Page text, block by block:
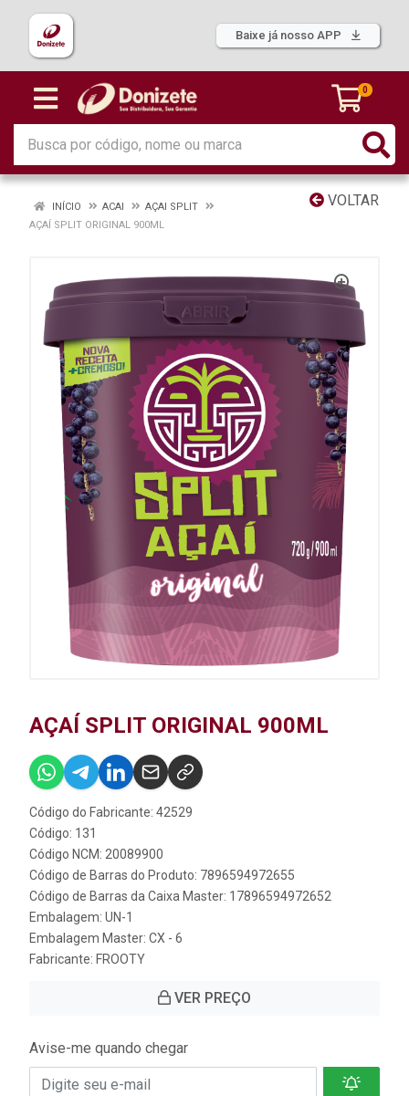
Baixe já nosso APP
0
VOLTAR
INÍCIO ACAI
AÇAI SPLIT
AÇAÍ SPLIT ORIGINAL 900ML
AÇAÍ SPLIT ORIGINAL 900ML
Código do Fabricante: 42529
Código: 131
Código NCM: 20089900
Código de Barras do Produto: 7896594972655
Código de Barras da Caixa Master: 17896594972652
Embalagem: UN-1
Embalagem Master: CX - 6
Fabricante: FROOTY
VER PREÇO
Avise-me quando chegar